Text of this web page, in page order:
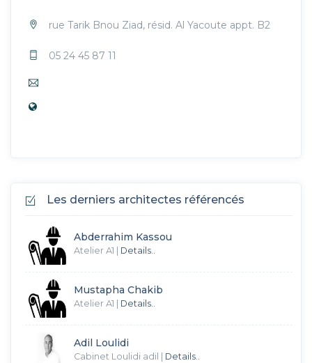
rue Tarik Bnou Ziad, résid. Al Yacoute appt. B2
05 24 45 87 11
Les derniers architectes référencés
Abderrahim Kassou
Atelier A1 Details..
Mustapha Chakib
Atelier A1 Details..
Adil Loulidi
Cabinet Loulidi adil Details..